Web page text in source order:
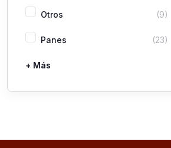
Otros (9)
Panes (23)
Pastas
Picaderas
Sazones y Salsas
Vegetales
+ Más